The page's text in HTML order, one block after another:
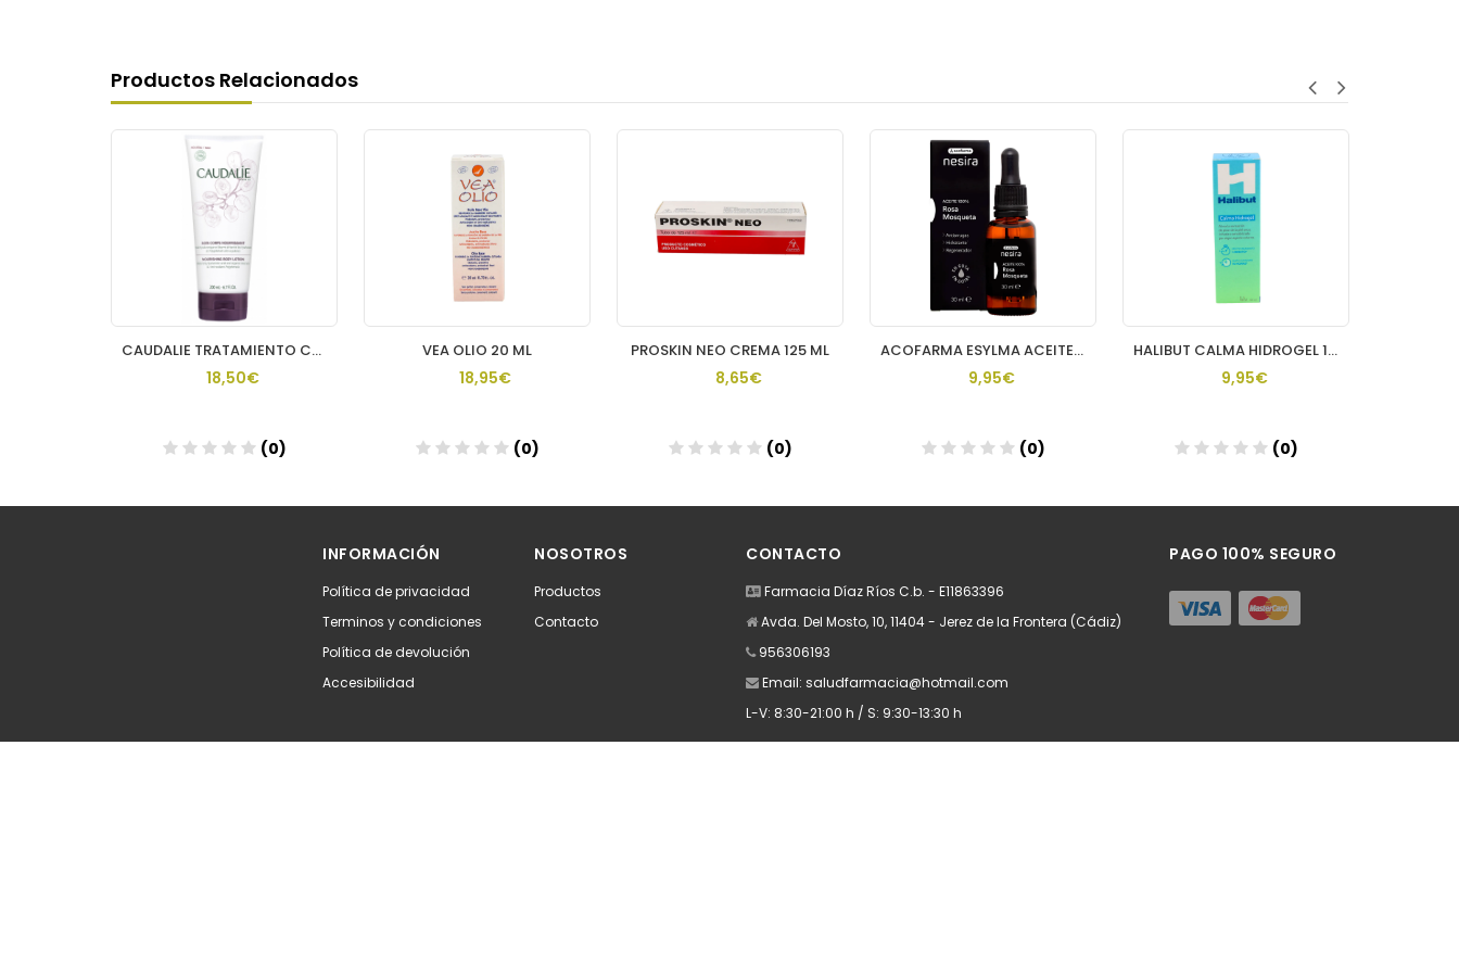
Productos Relacionados
CAUDALIE TRATAMIENTO CORPORAL NUTR THE DES VIGNES
18,50€
(0)
VEA OLIO 20 ML
18,95€
(0)
PROSKIN NEO CREMA 125 ML
8,65€
(0)
ACOFARMA ESYLMA ACEITE ROSA MOSQUETA 100 % 1 ENVASE 30 ML
9,95€
(0)
HALIBUT CALMA HIDROGEL 1 ENVASE 50 ML
9,95€
(0)
INFORMACIÓN
Política de privacidad
Terminos y condiciones
Política de devolución
Accesibilidad
NOSOTROS
Productos
Contacto
CONTACTO
Farmacia Díaz Ríos C.b. - E11863396
Avda. Del Mosto, 10, 11404 - Jerez de la Frontera (Cádiz)
956306193
Email: saludfarmacia@hotmail.com
L-V: 8:30-21:00 h / S: 9:30-13:30 h
PAGO 100% SEGURO